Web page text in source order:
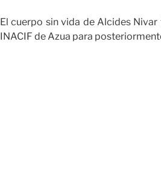
El cuerpo sin vida de Alcides
INACIF de Azua para